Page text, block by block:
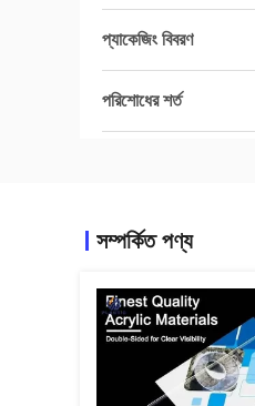
প্যাকেজিং বিবরণ
পরিশোধের শর্ত
সম্পর্কিত পণ্য